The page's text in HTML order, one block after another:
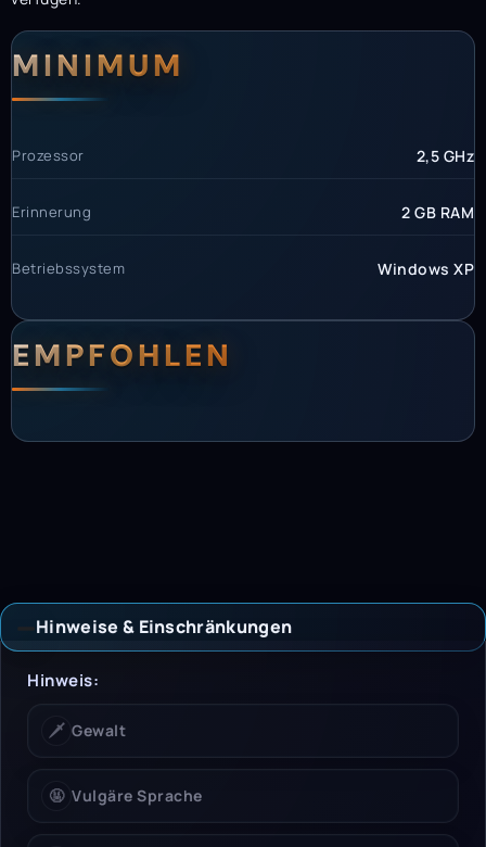
MINIMUM
Prozessor 2,5 GHz
Erinnerung 2 GB RAM
Betriebssystem Windows XP
EMPFOHLEN
Hinweise & Einschränkungen
Hinweise &
Hinweis:
🗡️ Gewalt
🤬 Vulgäre Sprache